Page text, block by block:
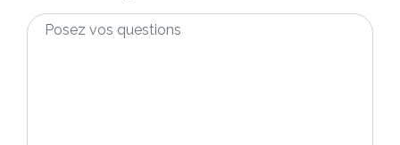
Posez
vos